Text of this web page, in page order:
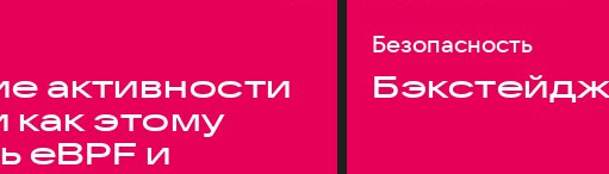
активности
как этому
eBPF и
Безопасность
Бэкстейдж